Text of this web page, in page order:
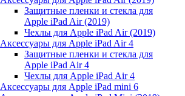
Защитные пленки и стекла для
Apple iPad Air (2019)
Чехлы для Apple iPad Air (2019)
Аксессуары для Apple iPad Air 4
Защитные пленки и стекла для
Apple iPad Air 4
Чехлы для Apple iPad Air 4
Аксессуары для Apple iPad mini 6